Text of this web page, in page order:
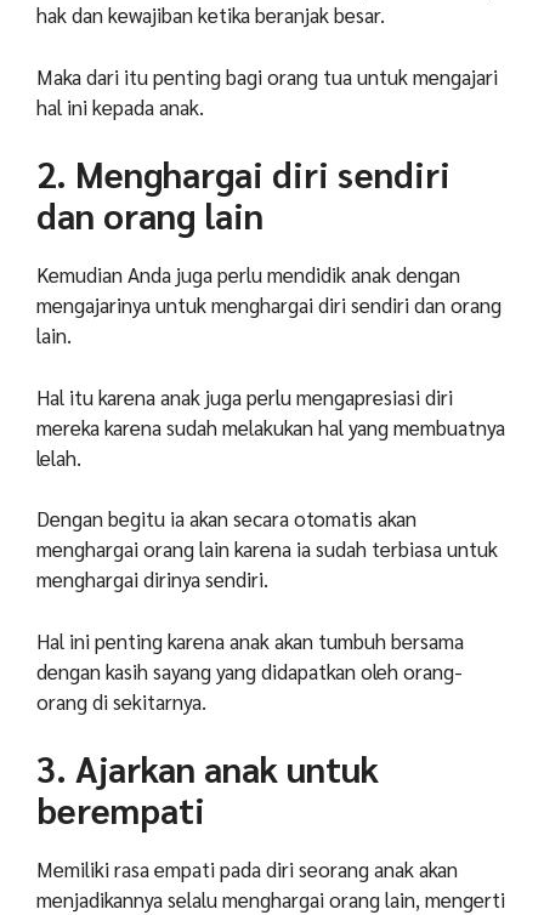
hak dan kewajiban ketika beranjak besar.
Maka dari itu penting bagi orang tua untuk mengajari
hal ini kepada anak.
2. Menghargai diri sendiri
dan orang lain
Kemudian Anda juga perlu mendidik anak dengan
mengajarinya untuk menghargai diri sendiri dan orang
lain.
Hal itu karena anak juga perlu mengapresiasi diri
mereka karena sudah melakukan hal yang membuatnya
lelah.
Dengan begitu ia akan secara otomatis akan
menghargai orang lain karena ia sudah terbiasa untuk
menghargai dirinya sendiri.
Hal ini penting karena anak akan tumbuh bersama
dengan kasih sayang yang didapatkan oleh orang-
orang di sekitarnya.
3. Ajarkan anak untuk
berempati
Memiliki rasa empati pada diri seorang anak akan
menjadikannya selalu menghargai orang lain, mengerti